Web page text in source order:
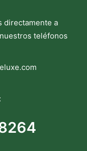
directamente a
teléfonos